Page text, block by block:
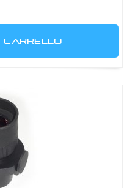
CARRELLO